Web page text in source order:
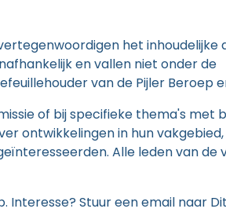
het inhoudelijke
en vallen niet onder de
van de Pijler Beroep
of bij specifieke thema's met
ontwikkelingen in hun vakgebied,
Alle leden van de
Interesse? Stuur een email naar